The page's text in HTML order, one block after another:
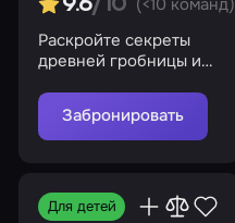
9.6/10
Раскройте секреты
древней гробницы и
жезл!
Забронировать
Для детей